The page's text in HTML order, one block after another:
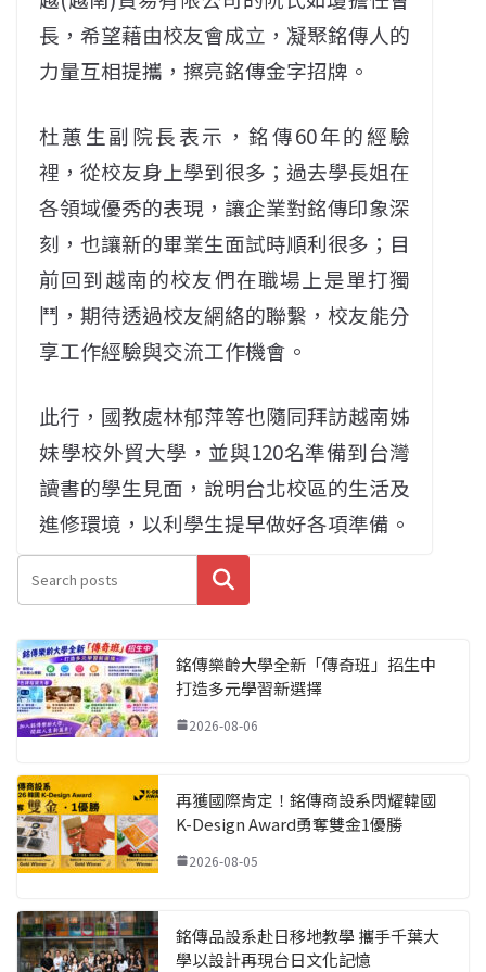
長，希望藉由校友會成立，凝聚銘傳人的
力量互相提攜，擦亮銘傳金字招牌。
杜蕙生副院長表示，銘傳60年的經驗
裡，從校友身上學到很多；過去學長姐在
各領域優秀的表現，讓企業對銘傳印象深
刻，也讓新的畢業生面試時順利很多；目
前回到越南的校友們在職場上是單打獨
鬥，期待透過校友網絡的聯繫，校友能分
享工作經驗與交流工作機會。
此行，國教處林郁萍等也隨同拜訪越南姊
妹學校外貿大學，並與120名準備到台灣
讀書的學生見面，說明台北校區的生活及
進修環境，以利學生提早做好各項準備。
搜尋
銘傳樂齡大學全新「傳奇班」招生中
打造多元學習新選擇
2026-08-06
再獲國際肯定！銘傳商設系閃耀韓國
K-Design Award勇奪雙金1優勝
2026-08-05
銘傳品設系赴日移地教學 攜手千葉大
學以設計再現台日文化記憶